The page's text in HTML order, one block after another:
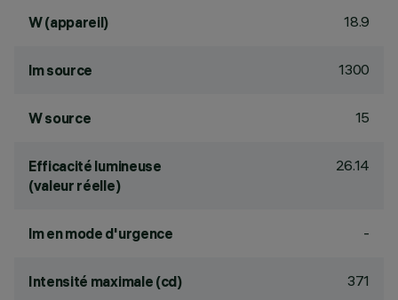
W (appareil) 18.9
lm source 1300
W source 15
Efficacité lumineuse
(valeur réelle)
26.14
lm en mode d'urgence -
Intensité maximale (cd) 371